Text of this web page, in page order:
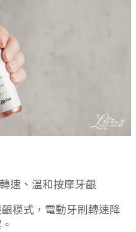
速、溫和按摩牙齦
模式，電動牙刷轉速降